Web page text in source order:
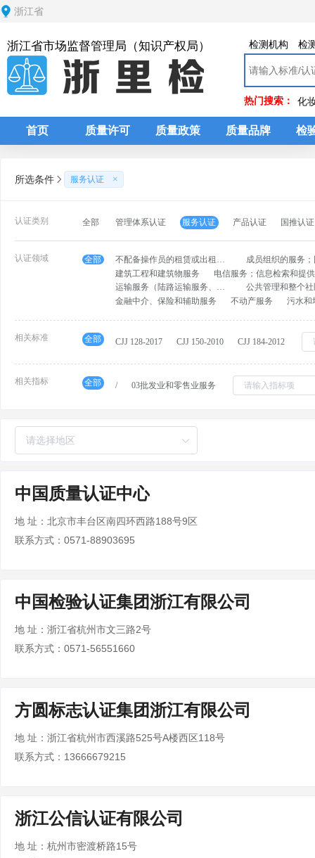
浙江省
浙江省市场监督管理局（知识产权局） 检测机构 检
热门搜索： 化
首页 质量许可 质量政策 质量品牌 检
所选条件 服务认证
认证类别 全部 管理体系认证 服务认证 产品认证 国推认证
认证领域 全部
建筑工程和建筑物服务
运输服务（陆路运输服务、水运服务、空运服务、支持性和辅助运输服务）
金融中介、保险和辅助服务
不动产服务
相关标准 全部 CJJ 128-2017 CJJ 150-2010 CJJ 184-2012
相关指标 全部 / 03批发业和零售业服务
中国质量认证中心
地 址：北京市丰台区南四环西路188号9区
联系方式：0571-88903695
中国检验认证集团浙江有限公司
地 址：浙江省杭州市文三路2号
联系方式：0571-56551660
方圆标志认证集团浙江有限公司
地 址：浙江省杭州市西溪路525号A楼西区118号
联系方式：13666679215
浙江公信认证有限公司
地 址：杭州市密渡桥路15号